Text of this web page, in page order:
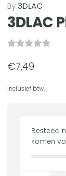
By3DLAC
3DLAC
Normale
€7,49
Inclusief btw.
Besteed
komen